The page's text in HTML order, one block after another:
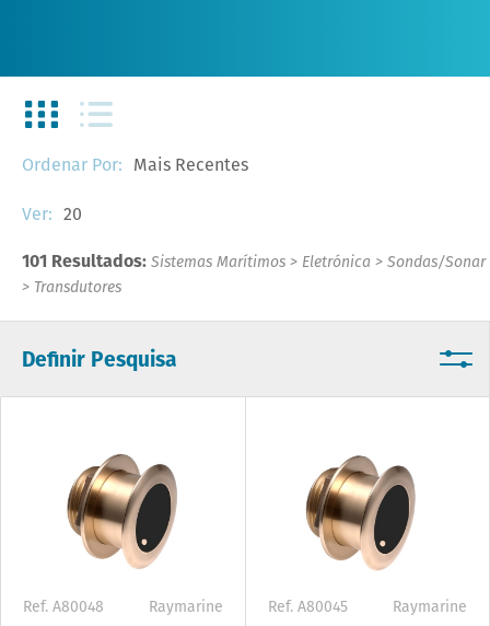
Definir Pesquisa
Ordenar Por: Mais Recentes
Ver: 20
101 Resultados: Sistemas Marítimos > Eletrónica > Sondas/Sonar
> Transdutores
Ref. A80048 Raymarine Ref. A80045 Raymarine